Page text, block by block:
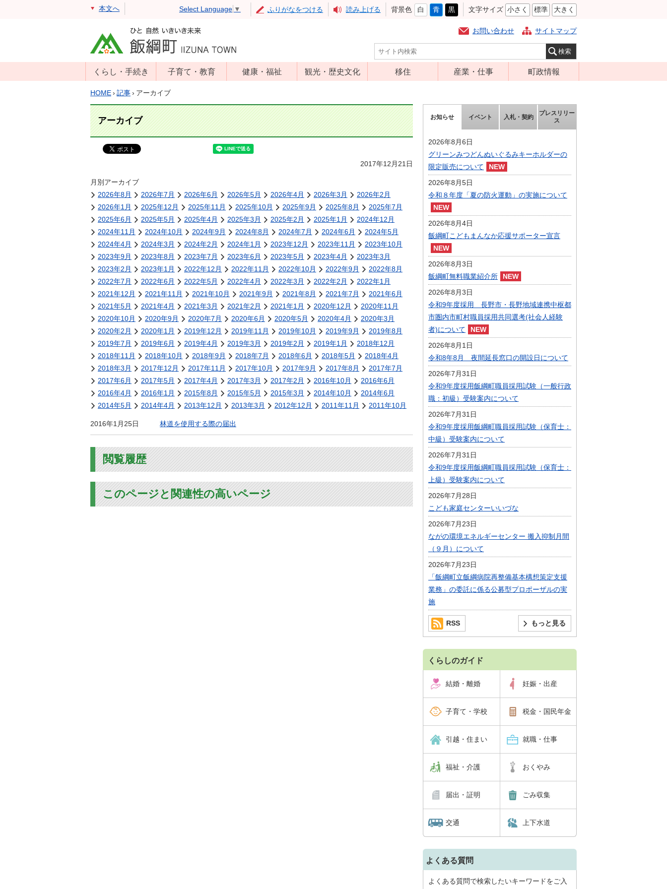
本文へ Select Language ▼ ふりがなをつける 読み上げる 背景色 白 青 黒 文字サイズ 小さく 標準 大きく
お問い合わせ サイトマップ
くらし・手続き
戸籍・住民票・
住民登録
マイナンバー
消防・防災
年金・保険
税金
住まい・土地
環境・ゴミ
上下水道
交通・道路
安全・防犯
ペット・動物
相談窓口
子育て・教育
年齢別子育て情
生涯学習
学校教育・奨学
金
人権・平和啓発
学校給食
児童クラブ
飯綱町コミュニ
ティスクール
健康・福祉
高齢者福祉
障害福祉
保健・医療
食育
観光・歴史文化
アップルミュー
文化財
移住 産業・仕事
就労支援
農林業振興
届出・証明・法
令・規制
企業の税金
入札・契約
指定管理者制度
人材募集
町政情報
組織案内
庁舎案内
ふるさと納税
人事・職員募集
まちづくり
庁舎建設
HOME› 記事› アーカイブ
アーカイブ
2017年12月21日
月別アーカイブ
2026年8月
2026年7月 2026年6月 2026年5月 2026年4月 2026年3月
2026年2月
2026年1月
2025年12月 2025年11月 2025年10月 2025年9月 2025年8月
2025年7月
2025年6月
2025年5月 2025年4月 2025年3月 2025年2月 2025年1月
2024年12月
2024年11月
2024年10月 2024年9月 2024年8月 2024年7月 2024年6月
2024年5月
2024年4月
2024年3月 2024年2月 2024年1月 2023年12月 2023年11月
2023年10月
2023年9月
2023年8月 2023年7月 2023年6月 2023年5月 2023年4月
2023年3月
2023年2月
2023年1月 2022年12月 2022年11月 2022年10月 2022年9月
2022年8月
2022年7月
2022年6月 2022年5月 2022年4月 2022年3月 2022年2月
2022年1月
2021年12月
2021年11月 2021年10月 2021年9月 2021年8月 2021年7月
2021年6月
2021年5月
2021年4月 2021年3月 2021年2月 2021年1月 2020年12月
2020年11月
2020年10月
2020年9月 2020年7月 2020年6月 2020年5月 2020年4月
2020年3月
2020年2月
2020年1月 2019年12月 2019年11月 2019年10月 2019年9月
2019年8月
2019年7月
2019年6月 2019年4月 2019年3月 2019年2月 2019年1月
2018年12月
2018年11月
2018年10月 2018年9月 2018年7月 2018年6月 2018年5月
2018年4月
2018年3月
2017年12月 2017年11月 2017年10月 2017年9月 2017年8月
2017年7月
2017年6月
2017年5月 2017年4月 2017年3月 2017年2月 2016年10月
2016年6月
2016年4月
2016年1月 2015年8月 2015年5月 2015年3月 2014年10月
2014年6月
2014年5月
2014年4月 2013年12月 2013年3月 2012年12月 2011年11月 2011年10月
2016年1月25日 林道を使用する際の届出
閲覧履歴
このページと関連性の高いページ
お知らせ イベント 入札・契約
プレスリリー
ス
2026年8月6日
グリーンみつどんぬいぐるみキーホルダーの
限定販売について
2026年8月5日
令和８年度「夏の防火運動」の実施について
2026年8月4日
飯綱町こどもまんなか応援サポーター宣言
2026年8月3日
飯綱町無料職業紹介所
2026年8月3日
令和9年度採用 長野市・長野地域連携中枢都
市圏内市町村職員採用共同選考(社会人経験
者)について
2026年8月1日
令和8年8月 夜間延長窓口の開設日について
2026年7月31日
令和9年度採用飯綱町職員採用試験（一般行政
職：初級）受験案内について
2026年7月31日
令和9年度採用飯綱町職員採用試験（保育士：
中級）受験案内について
2026年7月31日
令和9年度採用飯綱町職員採用試験（保育士：
上級）受験案内について
2026年7月28日
こども家庭センターいいづな
2026年7月23日
ながの環境エネルギーセンター 搬入抑制月間
（９月）について
2026年7月23日
「飯綱町立飯綱病院再整備基本構想策定支援
業務」の委託に係る公募型プロポーザルの実
施
もっと見る
RSS
くらしのガイド
結婚・離婚 妊娠・出産
子育て・学校 税金・国民年金
引越・住まい 就職・仕事
福祉・介護 おくやみ
届出・証明 ごみ収集
交通 上下水道
よくある質問
よくある質問で検索したいキーワードをご入